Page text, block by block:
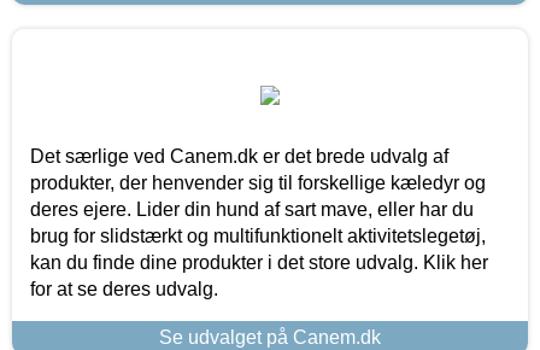
Det særlige ved Canem.dk er det brede udvalg af
produkter, der henvender sig til forskellige kæledyr og
deres ejere. Lider din hund af sart mave, eller har du
brug for slidstærkt og multifunktionelt aktivitetslegetøj,
kan du finde dine produkter i det store udvalg. Klik her
for at se deres udvalg.
Se udvalget på Canem.dk